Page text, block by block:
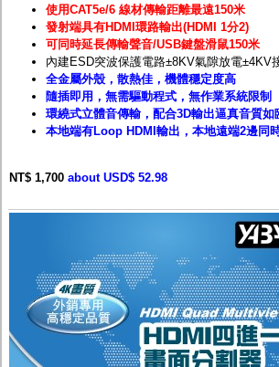
使用CAT5e/6 線材傳輸距離最遠150米
發射端具有HDMI環路輸出(HDMI 1分2)
可同時延長傳輸聲音/USB鍵盤滑鼠150米
內建ESD突波保護電路±8KV氣隙放電±4KV
全金屬外殼，散熱佳，機體穩定度高
隨插即用，無需驅動程式，無作業系統限制
環繞式立體音傳輸，配合3D輸出逼真音質如
本地端有Loop HDMI輸出，本地遠端2邊同
NT$ 1,700 about USD$ 52.98